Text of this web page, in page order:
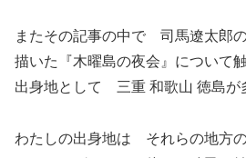
またその記事の中で 司馬遼太郎
描いた『木曜島の夜会』について
出身地として 三重 和歌山 徳島が
わたしの出身地は それらの地方